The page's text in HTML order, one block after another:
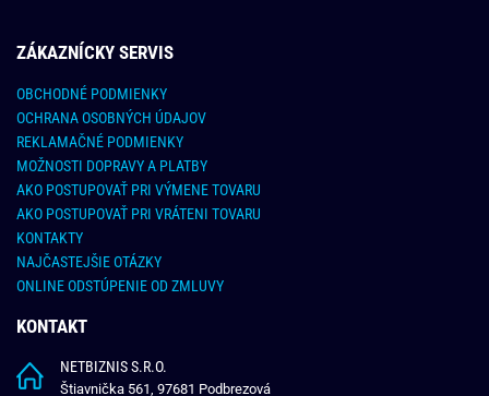
ZÁKAZNÍCKY SERVIS
OBCHODNÉ PODMIENKY
OCHRANA OSOBNÝCH ÚDAJOV
REKLAMAČNÉ PODMIENKY
MOŽNOSTI DOPRAVY A PLATBY
AKO POSTUPOVAŤ PRI VÝMENE TOVARU
AKO POSTUPOVAŤ PRI VRÁTENI TOVARU
KONTAKTY
NAJČASTEJŠIE OTÁZKY
ONLINE ODSTÚPENIE OD ZMLUVY
KONTAKT
NETBIZNIS S.R.O.
Štiavnička 561, 97681 Podbrezová